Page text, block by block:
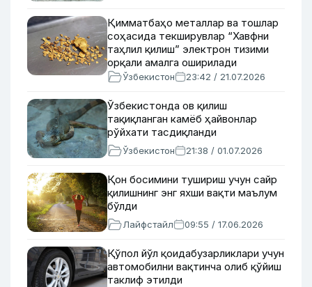
Қимматбаҳо металлар ва тошлар
соҳасида текширувлар “Хавфни
таҳлил қилиш” электрон тизими
орқали амалга оширилади
Ўзбекистон 23:42 / 21.07.2026
Ўзбекистонда ов қилиш
тақиқланган камёб ҳайвонлар
рўйхати тасдиқланди
Ўзбекистон 21:38 / 01.07.2026
Қон босимини тушириш учун сайр
қилишнинг энг яхши вақти маълум
бўлди
Лайфстайл 09:55 / 17.06.2026
Қўпол йўл қоидабузарликлари учун
автомобилни вақтинча олиб қўйиш
таклиф этилди